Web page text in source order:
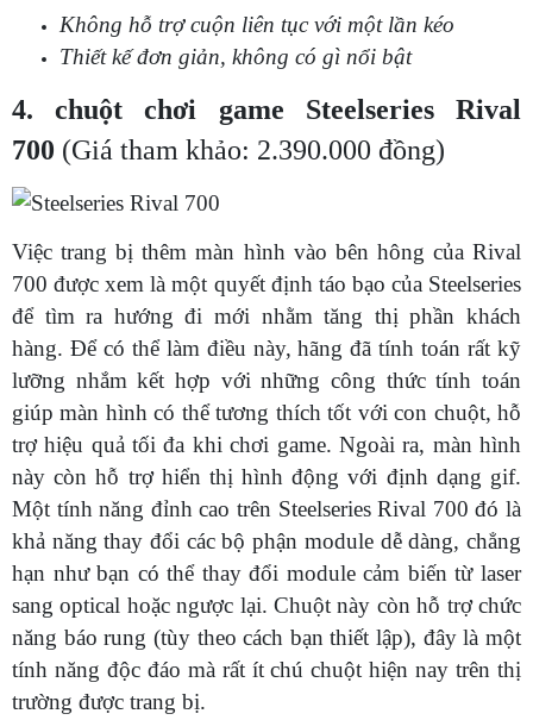
Không hỗ trợ cuộn liên tục với một lần kéo
Thiết kế đơn giản, không có gì nổi bật
4. chuột chơi game Steelseries Rival
700 (Giá tham khảo: 2.390.000 đồng)
Việc trang bị thêm màn hình vào bên hông của Rival
700 được xem là một quyết định táo bạo của Steelseries
để tìm ra hướng đi mới nhằm tăng thị phần khách
hàng. Để có thể làm điều này, hãng đã tính toán rất kỹ
lưỡng nhắm kết hợp với những công thức tính toán
giúp màn hình có thể tương thích tốt với con chuột, hỗ
trợ hiệu quả tối đa khi chơi game. Ngoài ra, màn hình
này còn hỗ trợ hiển thị hình động với định dạng gif.
Một tính năng đỉnh cao trên Steelseries Rival 700 đó là
khả năng thay đổi các bộ phận module dễ dàng, chẳng
hạn như bạn có thể thay đổi module cảm biến từ laser
sang optical hoặc ngược lại. Chuột này còn hỗ trợ chức
năng báo rung (tùy theo cách bạn thiết lập), đây là một
tính năng độc đáo mà rất ít chú chuột hiện nay trên thị
trường được trang bị.